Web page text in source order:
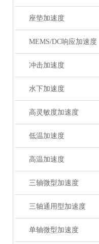
座垫加速度
MEMS/DC响应加速度
冲击加速度
水下加速度
高灵敏度加速度
低温加速度
高温加速度
三轴微型加速度
三轴通用型加速度
单轴微型加速度